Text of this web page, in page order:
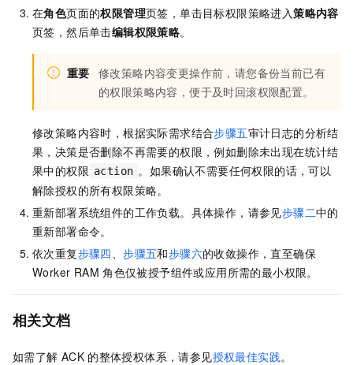
在角色页面的权限管理页签，单击目标权限策略进入策略内容
页签，然后单击编辑权限策略。
重要 修改策略内容变更操作前，请您备份当前已有
的权限策略内容，便于及时回滚权限配置。
修改策略内容时，根据实际需求结合步骤五审计日志的分析结
果，决策是否删除不再需要的权限，例如删除未出现在统计结
果中的权限 action 。如果确认不需要任何权限的话，可以
解除授权的所有权限策略。
重新部署系统组件的工作负载。具体操作，请参见步骤二中的
重新部署命令。
依次重复步骤四 、步骤五和步骤六的收敛操作，直至确保
Worker RAM 角色仅被授予组件或应用所需的最小权限。
相关文档
如需了解 ACK 的整体授权体系，请参见授权最佳实践。